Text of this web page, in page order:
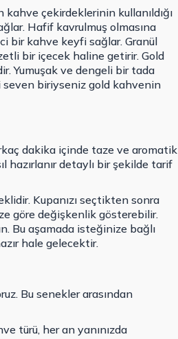
çekirdeklerinin kullanıldığı
Hafif kavrulmuş olmasına
bir kahve keyfi sağlar. Granül
bir içecek haline getirir. Gold
Yumuşak ve dengeli bir tada
seven biriyseniz gold kahvenin
dakika içinde taze ve aromatik
hazırlanır detaylı bir şekilde tarif
Kupanızı seçtikten sonra
göre değişkenlik gösterebilir.
Bu aşamada isteğinize bağlı
hale gelecektir.
Bu senekler arasından
türü, her an yanınızda